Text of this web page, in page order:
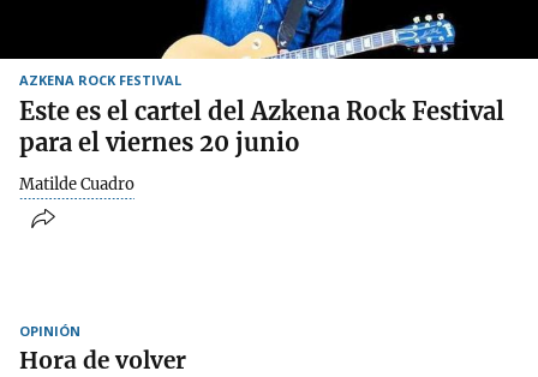
AZKENA ROCK FESTIVAL
Este es el cartel del Azkena Rock Festival
para el viernes 20 junio
Matilde Cuadro
OPINIÓN
Hora de volver